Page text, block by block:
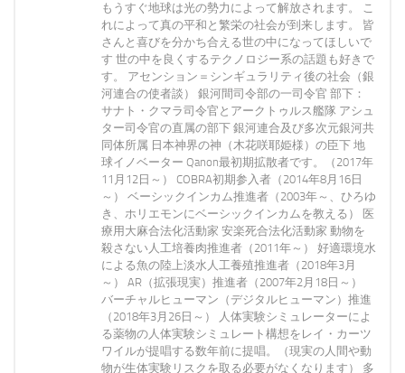
もうすぐ地球は光の勢力によって解放されます。 こ
れによって真の平和と繁栄の社会が到来します。 皆
さんと喜びを分かち合える世の中になってほしいで
す 世の中を良くするテクノロジー系の話題も好きで
す。 アセンション＝シンギュラリティ後の社会（銀
河連合の使者談） 銀河間司令部の一司令官 部下：
サナト・クマラ司令官とアークトゥルス艦隊 アシュ
ター司令官の直属の部下 銀河連合及び多次元銀河共
同体所属 日本神界の神（木花咲耶姫様）の臣下 地
球イノベーター Qanon最初期拡散者です。（2017年
11月12日～） COBRA初期参入者（2014年8月16日
～） ベーシックインカム推進者（2003年～、ひろゆ
き、ホリエモンにベーシックインカムを教える） 医
療用大麻合法化活動家 安楽死合法化活動家 動物を
殺さない人工培養肉推進者（2011年～） 好適環境水
による魚の陸上淡水人工養殖推進者（2018年3月
～） AR（拡張現実）推進者（2007年2月18日～）
バーチャルヒューマン（デジタルヒューマン）推進
（2018年3月26日～） 人体実験シミュレーターによ
る薬物の人体実験シミュレート構想をレイ・カーツ
ワイルが提唱する数年前に提唱。（現実の人間や動
物が生体実験リスクを取る必要がなくなります） 多